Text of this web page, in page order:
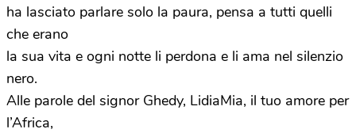
ha lasciato parlare solo la paura, pensa a tutti quelli
che erano
la sua vita e ogni notte li perdona e li ama nel silenzio
nero.
Alle parole del signor Ghedy, LidiaMia, il tuo amore per
l’Africa,